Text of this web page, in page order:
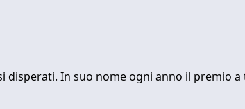
In suo nome ogni anno il premio